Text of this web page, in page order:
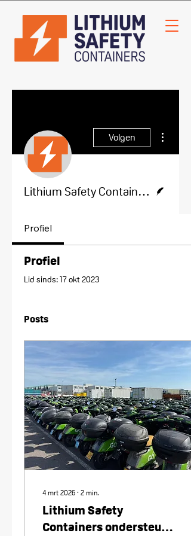
Volgen
Lithium Safety Containers
Profiel
Profiel
Lid sinds: 17 okt 2023
Posts
4 mrt 2026 ∙ 2 min.
Lithium Safety
Containers ondersteunt